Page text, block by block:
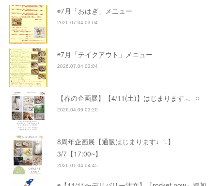
◉7月「おはぎ」メニュー
2026.07.04 03:04
◉7月「テイクアウト」メニュー
2026.07.04 03:04
【春の企画展】【4/11(土)】はじまります𓂃 𓈒𓏸
2026.04.09 03:20
8周年企画展【通販はじまります♩ˊ˗】
3/7【17:00~】
2026.01.04 04:45